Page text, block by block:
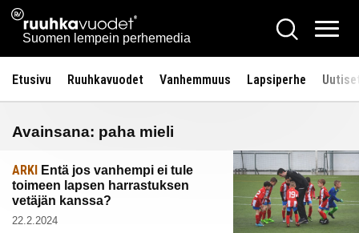
Siirry
sisältöön
Ruuhkavuodet.fi
Suomen lempein perhemedia
Hae
Etusivu Ruuhkavuodet Vanhemmuus Lapsiperhe
Avainsana: paha mieli
ARKI Entä jos vanhempi ei tule
toimeen lapsen harrastuksen
vetäjän kanssa?
22.2.2024